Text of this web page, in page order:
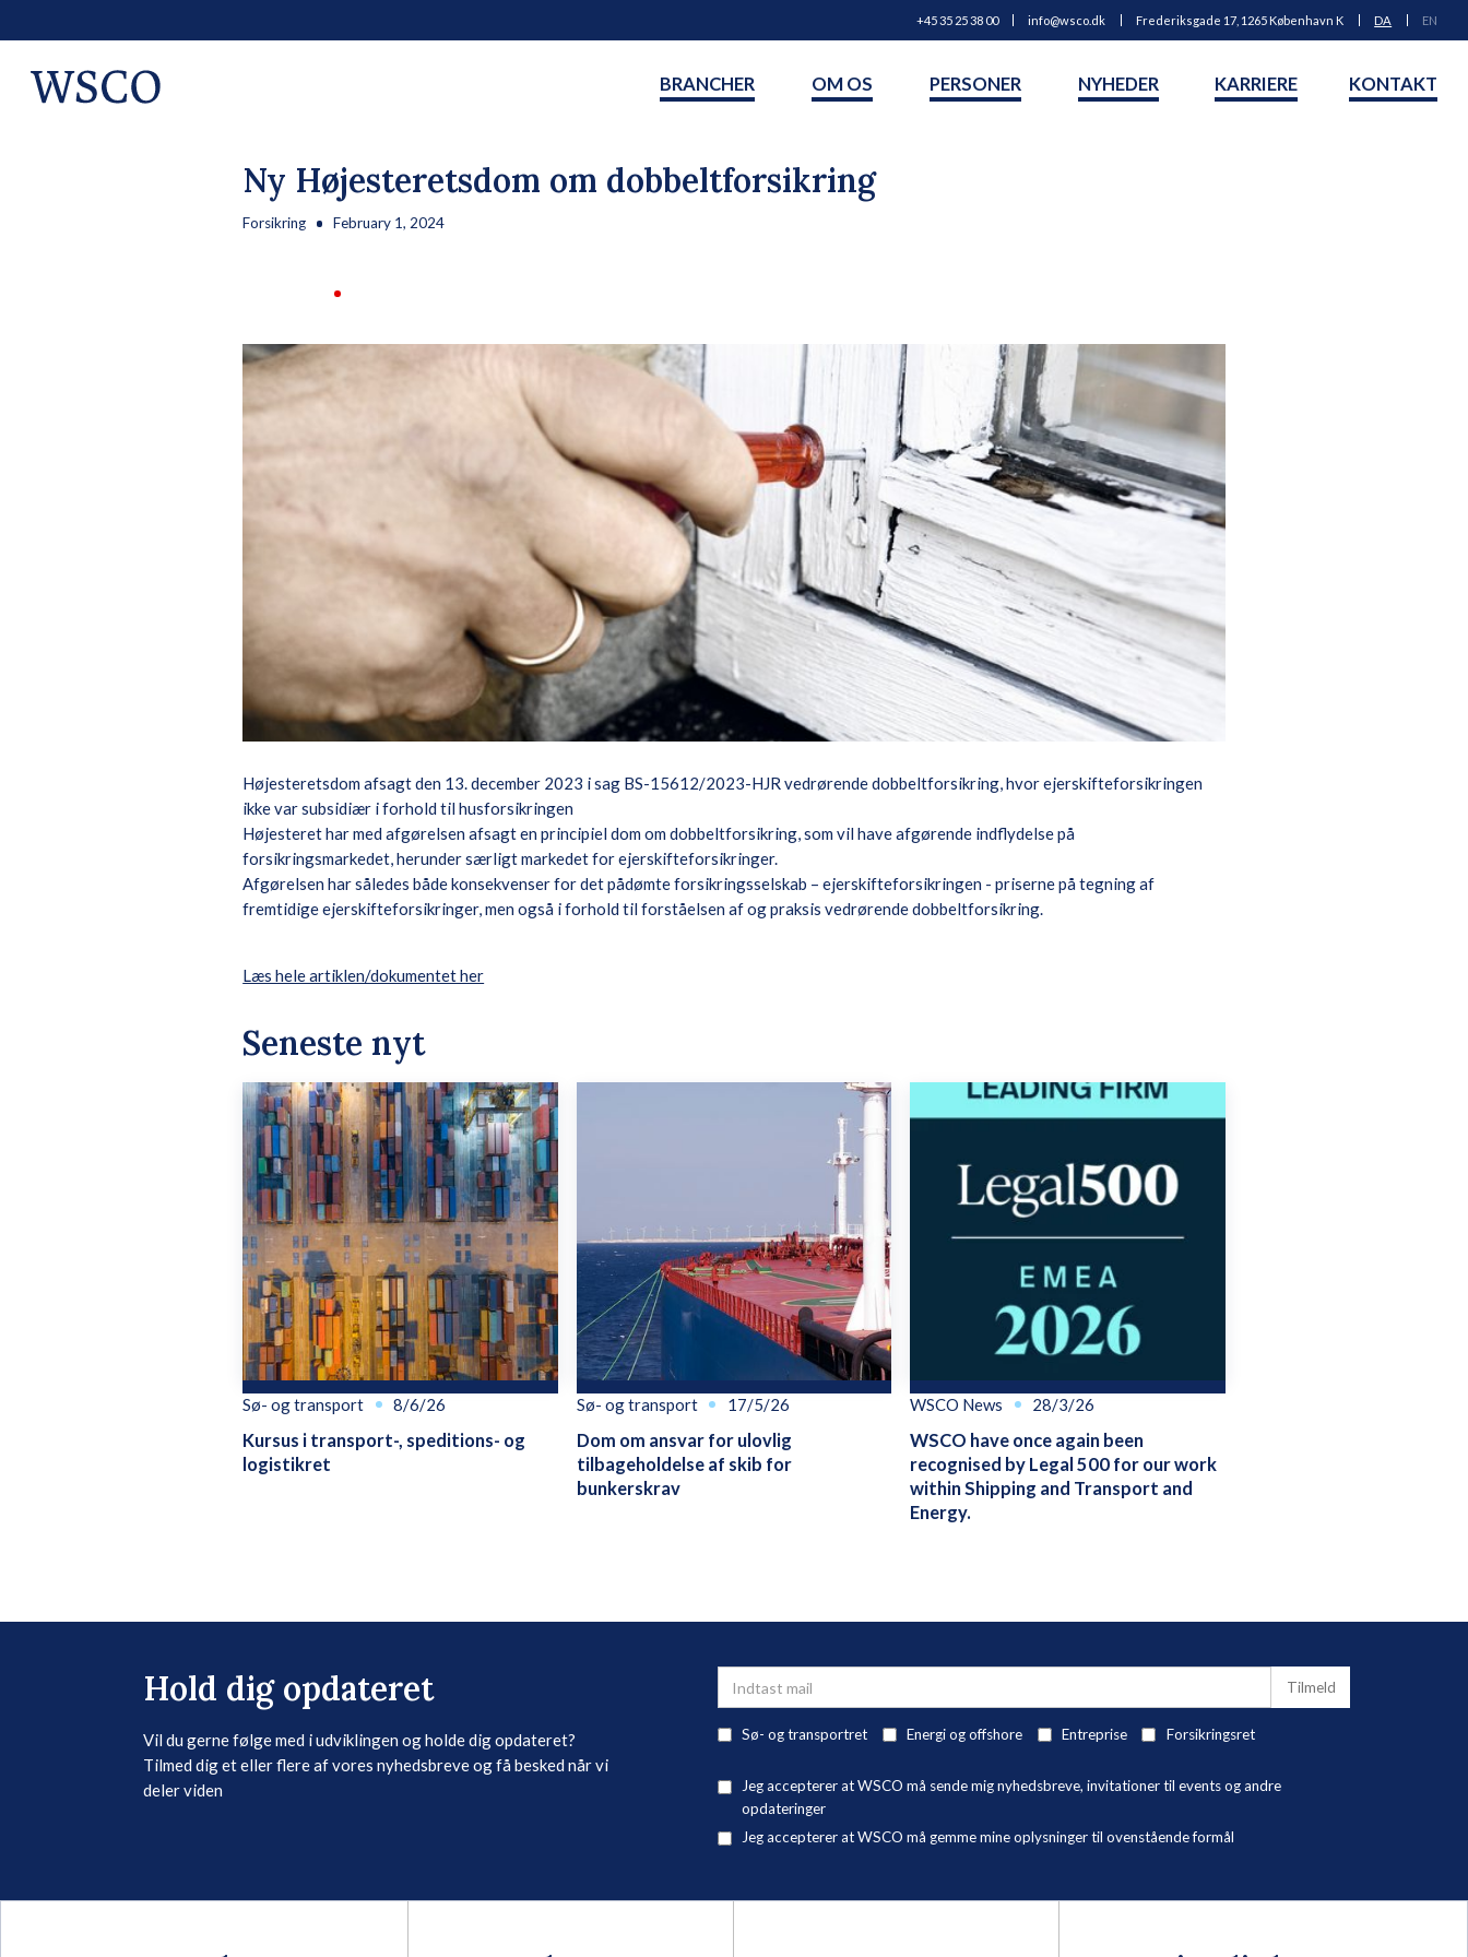
+45 35 25 38 00 info@wsco.dk Frederiksgade 17, 1265 København K DA EN
BRANCHER OM OS PERSONER NYHEDER KARRIERE KONTAKT
Ny Højesteretsdom om dobbeltforsikring
Forsikring February 1, 2024
Højesteretsdom afsagt den 13. december 2023 i sag BS-15612/2023-HJR vedrørende dobbeltforsikring, hvor ejerskifteforsikringen
ikke var subsidiær i forhold til husforsikringen
Højesteret har med afgørelsen afsagt en principiel dom om dobbeltforsikring, som vil have afgørende indflydelse på
forsikringsmarkedet, herunder særligt markedet for ejerskifteforsikringer.
Afgørelsen har således både konsekvenser for det pådømte forsikringsselskab – ejerskifteforsikringen - priserne på tegning af
fremtidige ejerskifteforsikringer, men også i forhold til forståelsen af og praksis vedrørende dobbeltforsikring.
Læs hele artiklen/dokumentet her
Seneste nyt
Sø- og transport 8/6/26
Kursus i transport-, speditions- og
logistikret
Sø- og transport 17/5/26
Dom om ansvar for ulovlig
tilbageholdelse af skib for
bunkerskrav
WSCO News 28/3/26
WSCO have once again been
recognised by Legal 500 for our work
within Shipping and Transport and
Energy.
Hold dig opdateret
Vil du gerne følge med i udviklingen og holde dig opdateret?
Tilmed dig et eller flere af vores nyhedsbreve og få besked når vi
deler viden
Sø- og transportret Energi og offshore Entreprise Forsikringsret
Jeg accepterer at WSCO må sende mig nyhedsbreve, invitationer til events og andre
opdateringer
Jeg accepterer at WSCO må gemme mine oplysninger til ovenstående formål